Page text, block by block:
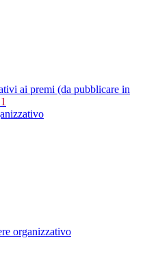
ai premi (da pubblicare in
1
organizzativo